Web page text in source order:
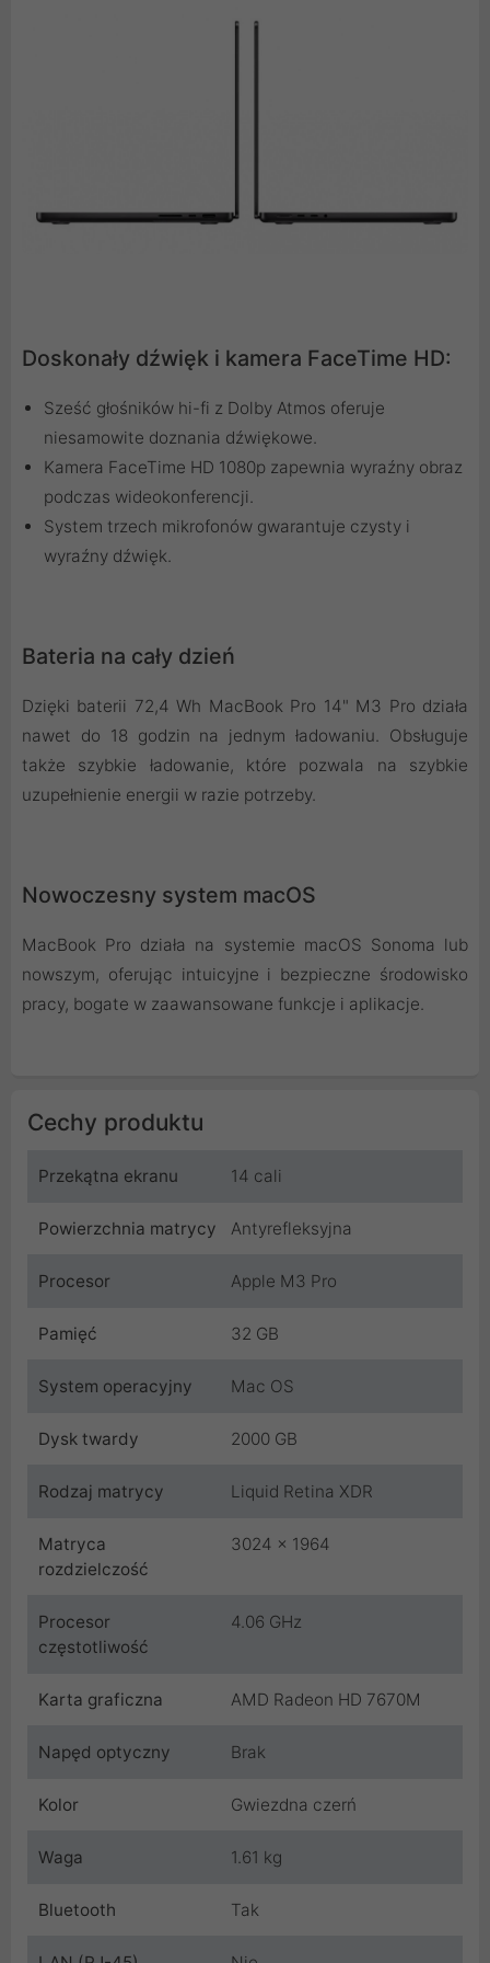
Doskonały dźwięk i kamera FaceTime HD:
Sześć głośników hi-fi z Dolby Atmos oferuje
niesamowite doznania dźwiękowe.
Kamera FaceTime HD 1080p zapewnia wyraźny obraz
podczas wideokonferencji.
System trzech mikrofonów gwarantuje czysty i
wyraźny dźwięk.
Bateria na cały dzień
Dzięki baterii 72,4 Wh MacBook Pro 14" M3 Pro działa
nawet do 18 godzin na jednym ładowaniu. Obsługuje
także szybkie ładowanie, które pozwala na szybkie
uzupełnienie energii w razie potrzeby.
Nowoczesny system macOS
MacBook Pro działa na systemie macOS Sonoma lub
nowszym, oferując intuicyjne i bezpieczne środowisko
pracy, bogate w zaawansowane funkcje i aplikacje.
Cechy produktu
Przekątna ekranu 14 cali
Powierzchnia matrycy Antyrefleksyjna
Procesor Apple M3 Pro
Pamięć 32 GB
System operacyjny Mac OS
Dysk twardy 2000 GB
Rodzaj matrycy Liquid Retina XDR
Matryca
rozdzielczość
3024 x 1964
Procesor
częstotliwość
4.06 GHz
Karta graficzna AMD Radeon HD 7670M
Napęd optyczny Brak
Kolor Gwiezdna czerń
Waga 1.61 kg
Bluetooth Tak